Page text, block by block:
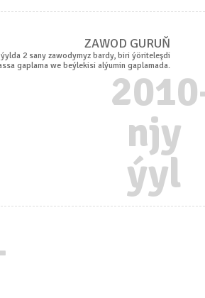
njy
ýyl
ZAWOD GURUŇ
ýylda 2 sany zawodymyz bardy, biri ýöriteleşdi
gaplama we beýlekisi alýumin gaplamada.